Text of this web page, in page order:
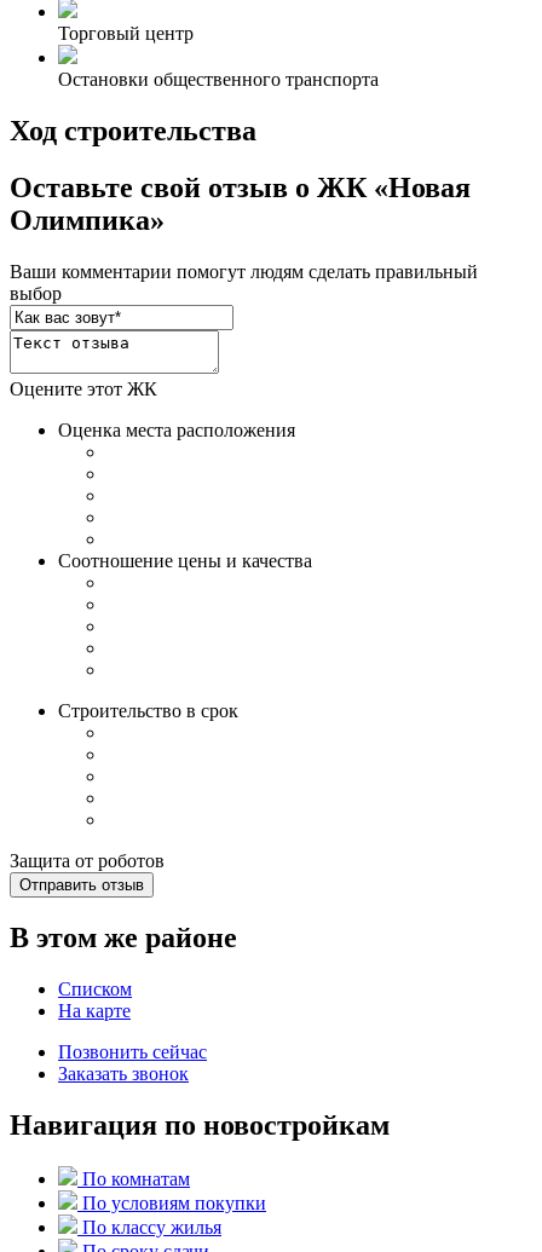
Торговый центр
Остановки общественного транспорта
Ход строительства
Оставьте свой отзыв о ЖК «Новая
Олимпика»
Ваши комментарии помогут людям сделать правильный
выбор
Оцените этот ЖК
Оценка места расположения
Соотношение цены и качества
Строительство в срок
Защита от роботов
Отправить отзыв
В этом же районе
Списком
На карте
Позвонить сейчас
Заказать звонок
Навигация по новостройкам
По комнатам
По условиям покупки
По классу жилья